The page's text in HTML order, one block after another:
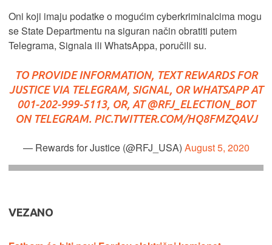
Oni koji imaju podatke o mogućim cyberkriminalcima mogu
se State Departmentu na siguran način obratiti putem
Telegrama, Signala ili WhatsAppa, poručili su.
TO PROVIDE INFORMATION, TEXT REWARDS FOR
JUSTICE VIA TELEGRAM, SIGNAL, OR WHATSAPP AT
001-202-999-5113, OR, AT @RFJ_ELECTION_BOT
ON TELEGRAM. PIC.TWITTER.COM/HQ8FMZQAVJ
— Rewards for Justice (@RFJ_USA) August 5, 2020
VEZANO